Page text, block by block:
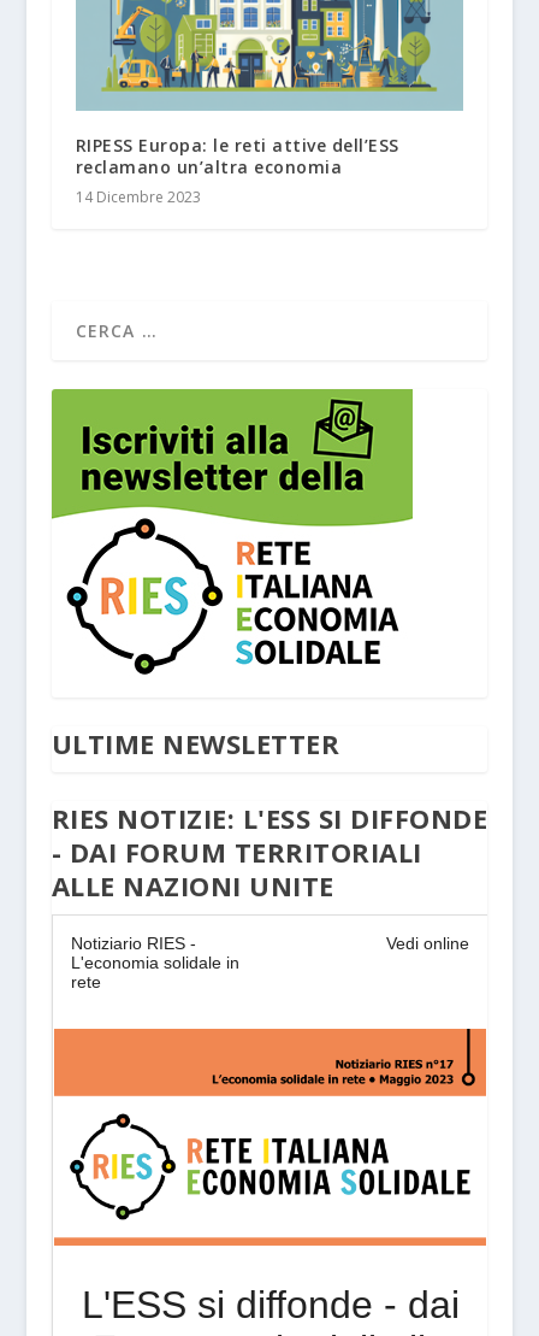
RIPESS Europa: le reti attive dell’ESS
reclamano un’altra economia
14 Dicembre 2023
ULTIME NEWSLETTER
RIES NOTIZIE: L'ESS SI DIFFONDE
- DAI FORUM TERRITORIALI
ALLE NAZIONI UNITE